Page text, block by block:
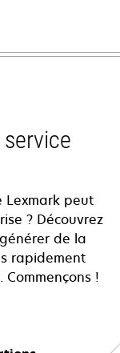
Lexmark peut
? Découvrez
de la
rapidement
!